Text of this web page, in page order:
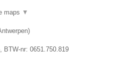
maps ▼
)
, BTW-nr: 0651.750.819